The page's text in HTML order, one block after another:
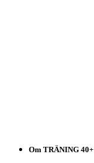
Om TRÄNING 40+